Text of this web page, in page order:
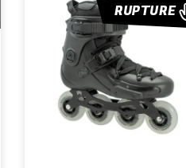
RUPTURE